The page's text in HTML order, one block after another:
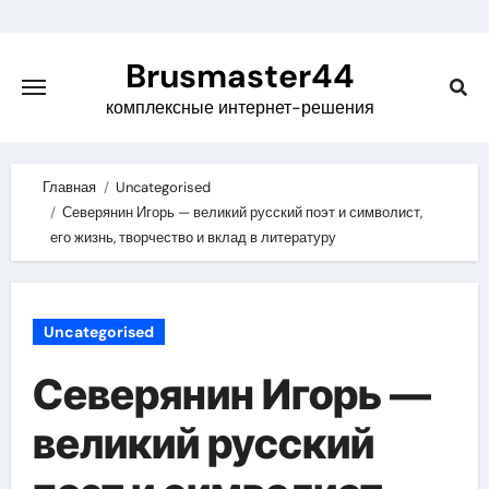
content
Brusmaster44
комплексные интернет-решения
Главная
Uncategorised
Северянин Игорь — великий русский поэт и символист,
его жизнь, творчество и вклад в литературу
Uncategorised
Северянин Игорь —
великий русский